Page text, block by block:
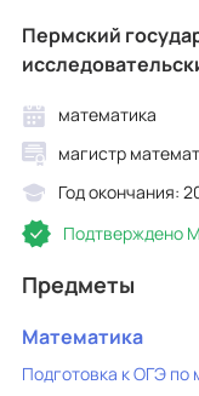
Пермский
математика
магистр
Год окончания:
Подтверждено
Предметы
Математика
Подготовка к ОГЭ по